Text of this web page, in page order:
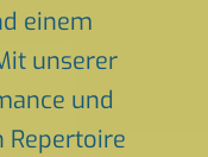
einem
unserer
und
Repertoire